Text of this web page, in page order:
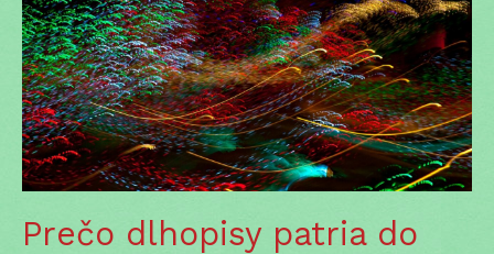
Prečo dlhopisy patria do